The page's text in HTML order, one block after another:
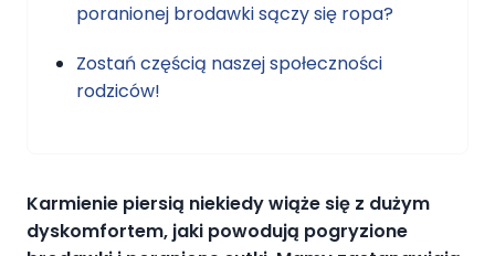
poranionej brodawki sączy się ropa?
Zostań częścią naszej społeczności
rodziców!
Karmienie piersią niekiedy wiąże się z dużym
dyskomfortem, jaki powodują pogryzione